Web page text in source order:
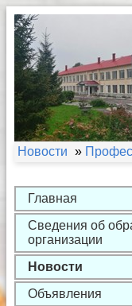
Новости »
Главная
Сведения об
организации
Новости
Объявления